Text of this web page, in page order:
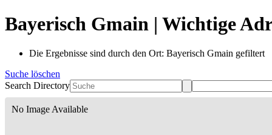
Bayerisch Gmain | Wichtige
Die Ergebnisse sind durch den Ort: Bayerisch Gmain gefiltert
Suche löschen
Search Directory
No Image Available